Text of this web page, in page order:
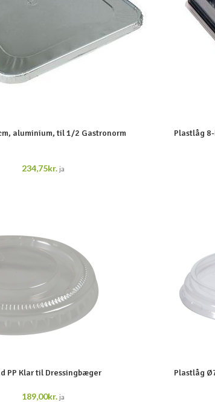
aluminium, til 1/2 Gastronorm
234,75kr. ja
Plastlåg
PP Klar til Dressingbæger
189,00kr. ja
Plastlåg